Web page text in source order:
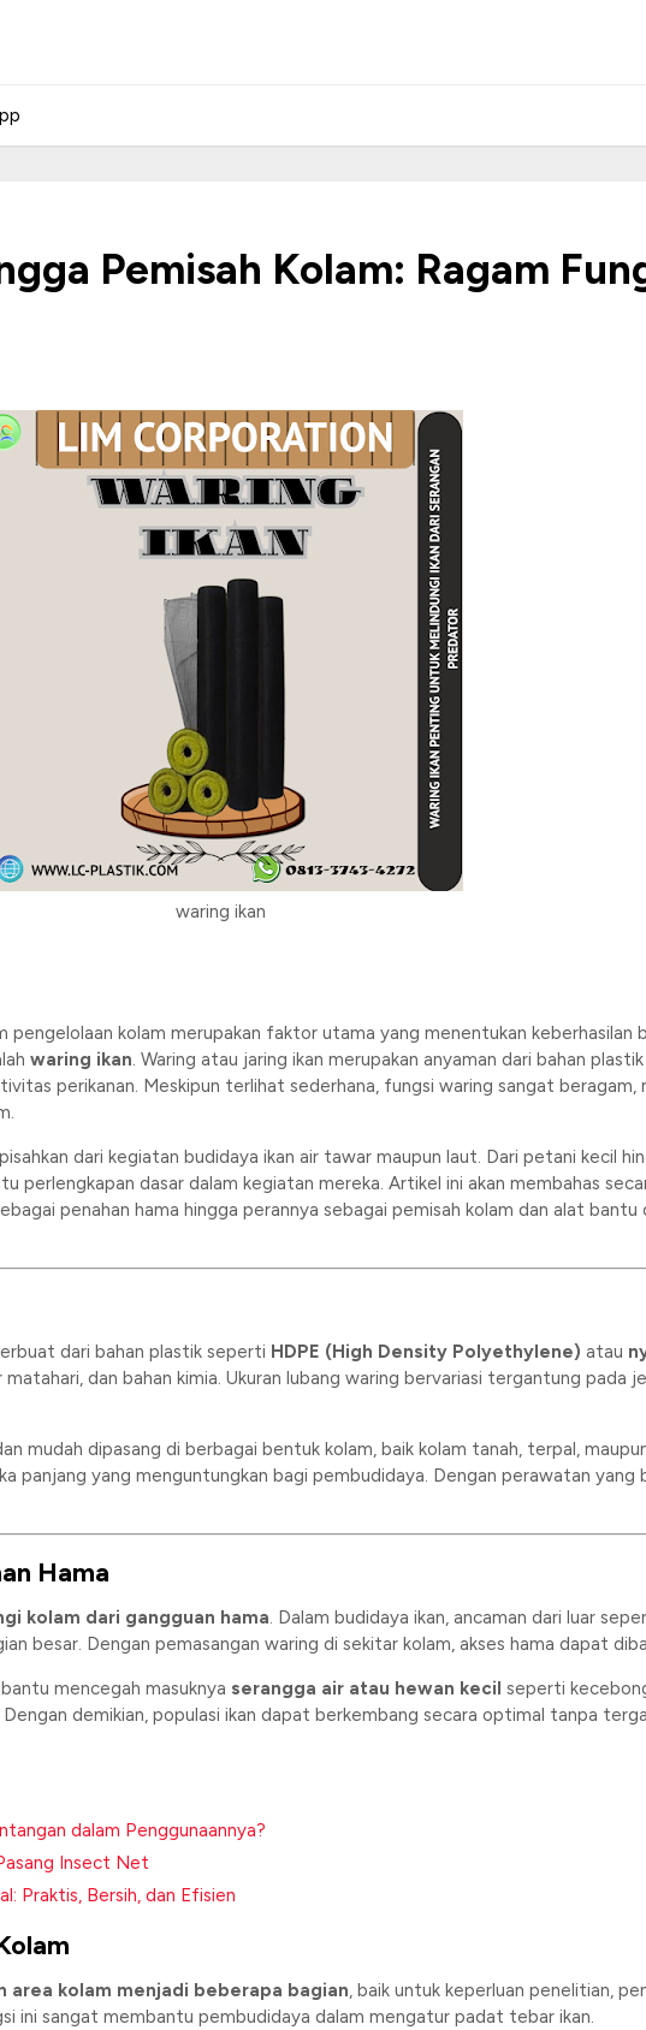
Pemisah Kolam: Ragam
waring ikan
kolam merupakan faktor utama yang menentukan keberhasilan
waring ikan. Waring atau jaring ikan merupakan anyaman dari bahan
perikanan. Meskipun terlihat sederhana, fungsi waring sangat beragam,
dari kegiatan budidaya ikan air tawar maupun laut. Dari petani kecil
perlengkapan dasar dalam kegiatan mereka. Artikel ini akan membahas
penahan hama hingga perannya sebagai pemisah kolam dan alat
dari bahan plastik seperti HDPE (High Density Polyethylene) atau
dan bahan kimia. Ukuran lubang waring bervariasi tergantung pada
mudah dipasang di berbagai bentuk kolam, baik kolam tanah, terpal,
panjang yang menguntungkan bagi pembudidaya. Dengan perawatan yang
Hama
kolam dari gangguan hama. Dalam budidaya ikan, ancaman dari luar
besar. Dengan pemasangan waring di sekitar kolam, akses hama dapat
mencegah masuknya serangga air atau hewan kecil seperti
demikian, populasi ikan dapat berkembang secara optimal tanpa
dalam Penggunaannya?
Insect Net
Praktis, Bersih, dan Efisien
area kolam menjadi beberapa bagian, baik untuk keperluan penelitian,
ini sangat membantu pembudidaya dalam mengatur padat tebar ikan.